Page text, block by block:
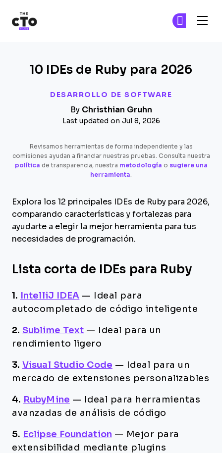
DESARROLLO DE SOFTWARE
10 IDEs de Ruby para 2026
By Christhian Gruhn
Last updated on Jul 8, 2026
Revisamos herramientas de forma independiente y las
comisiones ayudan a financiar nuestras pruebas. Consulta nuestra
política de transparencia, nuestra metodología o sugiere una
herramienta.
Explora los 12 principales IDEs de Ruby para 2026,
comparando características y fortalezas para
ayudarte a elegir la mejor herramienta para tus
necesidades de programación.
Lista corta de IDEs para Ruby
1. IntelliJ IDEA —
Ideal para
autocompletado de código inteligente
2. Sublime Text —
Ideal para un
rendimiento ligero
3. Visual Studio Code —
Ideal para un
mercado de extensiones personalizables
4. RubyMine —
Ideal para herramientas
avanzadas de análisis de código
5. Eclipse Foundation — Mejor para
extensibilidad mediante plugins